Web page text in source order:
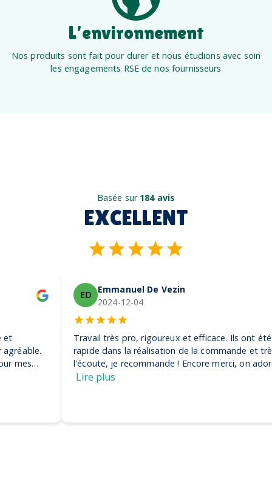
L’environnement
Nos produits sont fait pour durer et nous étudions avec soin
les engagements RSE de nos fournisseurs
Basée sur 184 avis
EXCELLENT
ED Emmanuel De Vezin
2024-12-04
Travail très pro, rigoureux et efficace. Ils ont été très
rapide dans la réalisation de la commande et très à
l'écoute, je recommande ! Encore merci, on adore nos